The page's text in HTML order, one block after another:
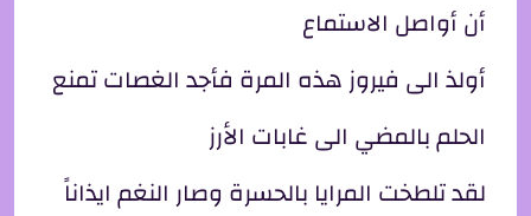
أن أواصل الاستماع
أولذ الى فيروز هذه المرة فأجد الغصات تمنع
الحلم بالمضي الى غابات الأرز
لقد تلطخت المرايا بالحسرة وصار النغم ايذاناً